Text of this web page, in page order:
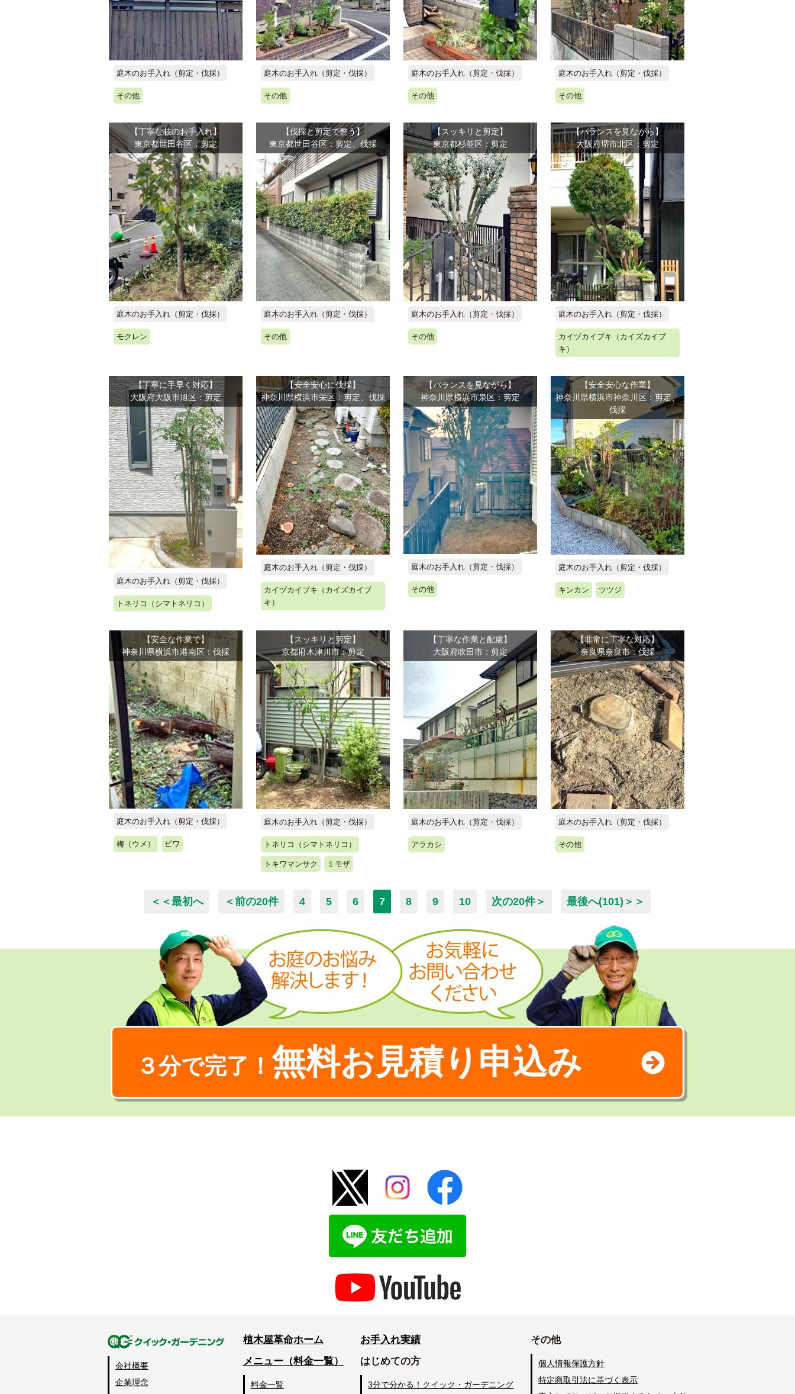
庭木のお手入れ（剪定・伐採）
その他
庭木のお手入れ（剪定・伐採）
その他
庭木のお手入れ（剪定・伐採）
その他
庭木のお手入れ（剪定・伐採）
その他
【丁寧な枝のお手入れ】
東京都世田谷区：剪定
庭木のお手入れ（剪定・伐採）
モクレン
【伐採と剪定で整う】
東京都世田谷区：剪定、伐採
庭木のお手入れ（剪定・伐採）
その他
【スッキリと剪定】
東京都杉並区：剪定
庭木のお手入れ（剪定・伐採）
その他
【バランスを見ながら】
大阪府堺市北区：剪定
庭木のお手入れ（剪定・伐採）
カイヅカイブキ（カイズカイブ
キ）
【丁寧に手早く対応】
大阪府大阪市旭区：剪定
庭木のお手入れ（剪定・伐採）
トネリコ（シマトネリコ）
【安全安心に伐採】
神奈川県横浜市栄区：剪定、伐採
庭木のお手入れ（剪定・伐採）
カイヅカイブキ（カイズカイブ
キ）
【バランスを見ながら】
神奈川県横浜市泉区：剪定
庭木のお手入れ（剪定・伐採）
その他
【安全安心な作業】
神奈川県横浜市神奈川区：剪定、
伐採
庭木のお手入れ（剪定・伐採）
キンカン ツツジ
【安全な作業で】
神奈川県横浜市港南区：伐採
庭木のお手入れ（剪定・伐採）
梅（ウメ） ビワ
【スッキリと剪定】
京都府木津川市：剪定
庭木のお手入れ（剪定・伐採）
トネリコ（シマトネリコ）
トキワマンサク ミモザ
【丁寧な作業と配慮】
大阪府吹田市：剪定
庭木のお手入れ（剪定・伐採）
アラカシ
【非常に丁寧な対応】
奈良県奈良市：伐採
庭木のお手入れ（剪定・伐採）
その他
＜＜最初へ ＜前の20件 4 5 6 7 8 9 10 次の20件＞ 最後へ(101)＞＞
３分で完了！ 無料お見積り申込み
会社概要
企業理念
植木屋革命ホーム
メニュー（料金一覧）
料金一覧
お手入れ実績
はじめての方
3分で分かる！クイック・ガーデニング
その他
個人情報保護方針
特定商取引法に基づく表示